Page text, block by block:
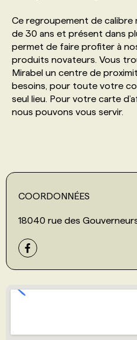
FAQ
ANNONCEZ AVEC
Ce regroupement de calibre
de 30 ans et présent dans
permet de faire profiter à
produits novateurs. Vous
Mirabel un centre de
besoins, pour toute votre
seul lieu. Pour votre carte
nous pouvons vous servir.
COORDONNÉES
18040 rue des